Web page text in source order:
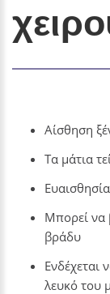
Αίσθηση
Τα μάτια
Μπορεί να
βράδυ
Ενδέχεται
λευκό του